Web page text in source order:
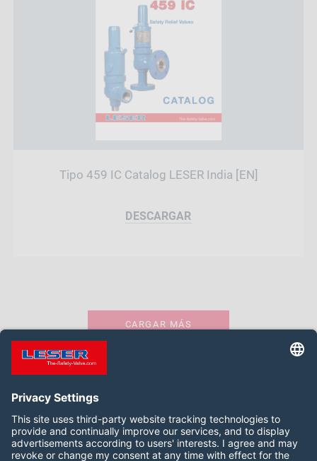
Tipo 459 IC Catalog LESER India [EN]
DESCARGAR
CARGAR MÁS
Síganos: